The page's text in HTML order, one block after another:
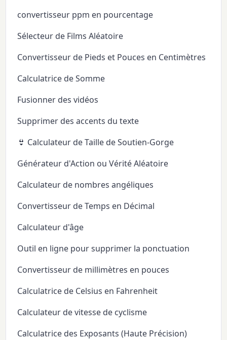
convertisseur ppm en pourcentage
Sélecteur de Films Aléatoire
Convertisseur de Pieds et Pouces en Centimètres
Calculatrice de Somme
Fusionner des vidéos
Supprimer des accents du texte
👙 Calculateur de Taille de Soutien-Gorge
Générateur d'Action ou Vérité Aléatoire
Calculateur de nombres angéliques
Convertisseur de Temps en Décimal
Calculateur d'âge
Outil en ligne pour supprimer la ponctuation
Convertisseur de millimètres en pouces
Calculatrice de Celsius en Fahrenheit
Calculateur de vitesse de cyclisme
Calculatrice des Exposants (Haute Précision)